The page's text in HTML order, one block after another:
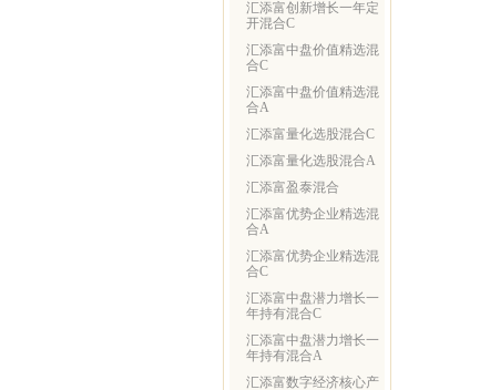
汇添富创新增长一年定
开混合C
汇添富中盘价值精选混
合C
汇添富中盘价值精选混
合A
汇添富量化选股混合C
汇添富量化选股混合A
汇添富盈泰混合
汇添富优势企业精选混
合A
汇添富优势企业精选混
合C
汇添富中盘潜力增长一
年持有混合C
汇添富中盘潜力增长一
年持有混合A
汇添富数字经济核心产